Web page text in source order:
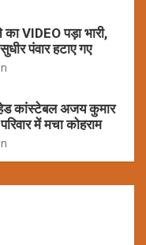
का VIDEO पड़ा भारी,
पंवार हटाए गए
कांस्टेबल अजय कुमार
में मचा कोहराम